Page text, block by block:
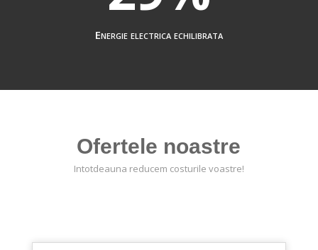
Energie electrica echilibrata
Ofertele noastre
Intotdeauna reducem costurile voastre!